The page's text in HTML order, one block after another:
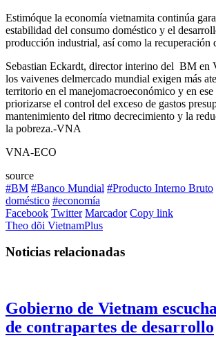
Estimóque la economía vietnamita continúa
estabilidad del consumo doméstico y el
producción industrial, así como la recuperación
Sebastian Eckardt, director interino del BM en
los vaivenes delmercado mundial exigen más
territorio en el manejomacroeconómico y en
priorizarse el control del exceso de gastos
mantenimiento del ritmo decrecimiento y la
la pobreza.-VNA
VNA-ECO
source
#BM #Banco Mundial #Producto Interno Bruto
doméstico #economía
Facebook Twitter Marcador Copy link
Theo dõi VietnamPlus
Noticias relacionadas
Gobierno de Vietnam
de contrapartes de desarrollo